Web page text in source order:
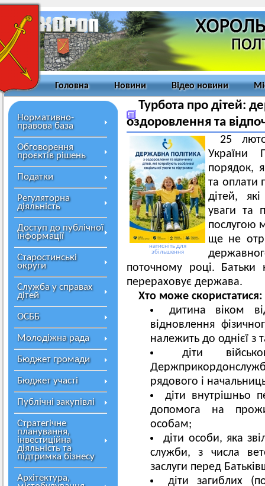
Головна Новини Відео новини
Нормативно-
правова база
Обговорення
проєктів рішень
Податки
Регуляторна
діяльність
Доступ до публічної
інформації
Старостинські
округи
Служба у справах
дітей
ОСББ
Молодіжна рада
Бюджет громади
Бюджет участі
Публічні закупівлі
Стратегічне
планування,
інвестиційна
діяльність та
підтримка бізнесу
Архітектура,
Турбота про дітей:
оздоровлення та
натисніть для
збільшення
25
України
порядок,
та оплати
дітей,
уваги та
послугою
ще не
поточному році.
перераховує держава.
Хто може скористатися:
дитина віком
відновлення
належить до однієї з
діти
рядового і
діти внутрішньо
допомога на
особам;
діти особи, яка
служби, з числа
заслуги перед
діти загиблих